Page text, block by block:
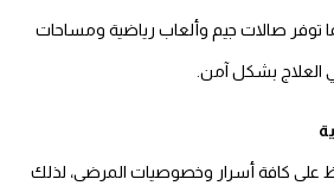
كما توفر صالات جيم وألعاب رياضية ومساحات
العلاج بشكل آمن.
على كافة أسرار وخصوصيات المرضى، لذلك